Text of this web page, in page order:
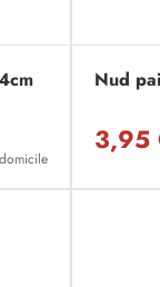
Nud
3,95